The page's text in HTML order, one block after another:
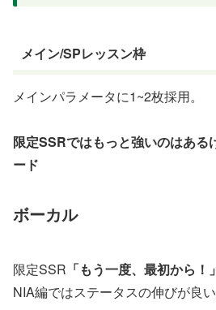
メイン/SPレッスン枠
メインパラメータに1~2枚採用。
限定SSRではもっと強いのはある
ード
ボーカル
限定SSR 「もう一度、最初から！」
NIA編ではステータスの伸びが良